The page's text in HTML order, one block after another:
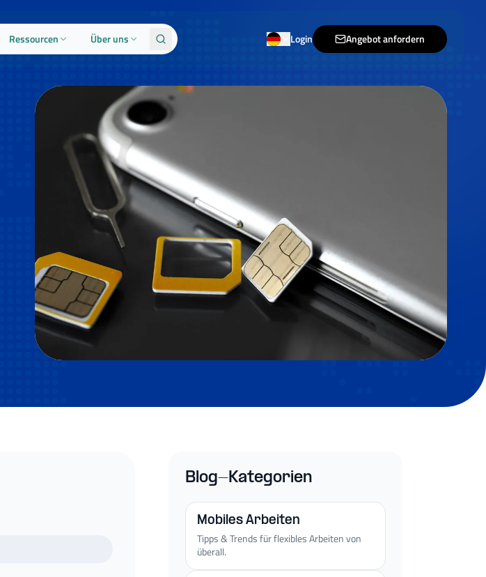
Ressourcen Über uns Login Angebot anfordern
Blog-Kategorien
Mobiles Arbeiten
Tipps & Trends für flexibles Arbeiten von
überall.